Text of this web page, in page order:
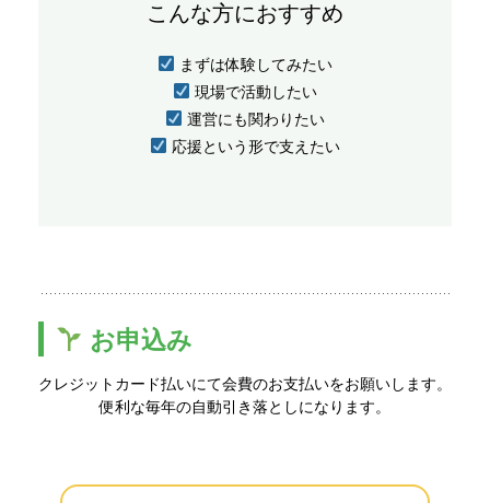
こんな方におすすめ
まずは体験してみたい
現場で活動したい
運営にも関わりたい
応援という形で支えたい
お申込み
クレジットカード払いにて会費のお支払いをお願いします。
便利な毎年の自動引き落としになります。